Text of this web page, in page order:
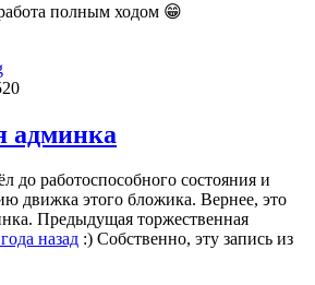
полным ходом 😁
админка
до работоспособного состояния и
движка этого бложика. Вернее, это
Предыдущая торжественная
назад :) Собственно, эту запись из